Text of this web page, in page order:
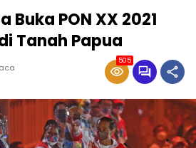
Buka PON XX 2021
Tanah Papua
505